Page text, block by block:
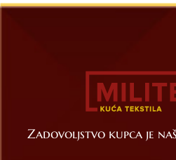
Zadovoljstvo kupca je